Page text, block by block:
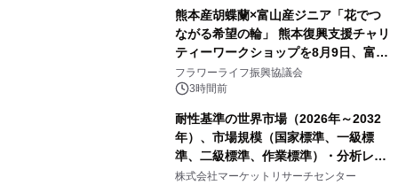
熊本産胡蝶蘭×富山産ジニア「花でつ
ながる希望の輪」 熊本復興支援チャリ
ティーワークショップを8月9日、富
山・射水で開催
フラワーライフ振興協議会
3時間前
耐性基準の世界市場（2026年～2032
年）、市場規模（国家標準、一級標
準、二級標準、作業標準）・分析レポ
ートを発表
株式会社マーケットリサーチセンター